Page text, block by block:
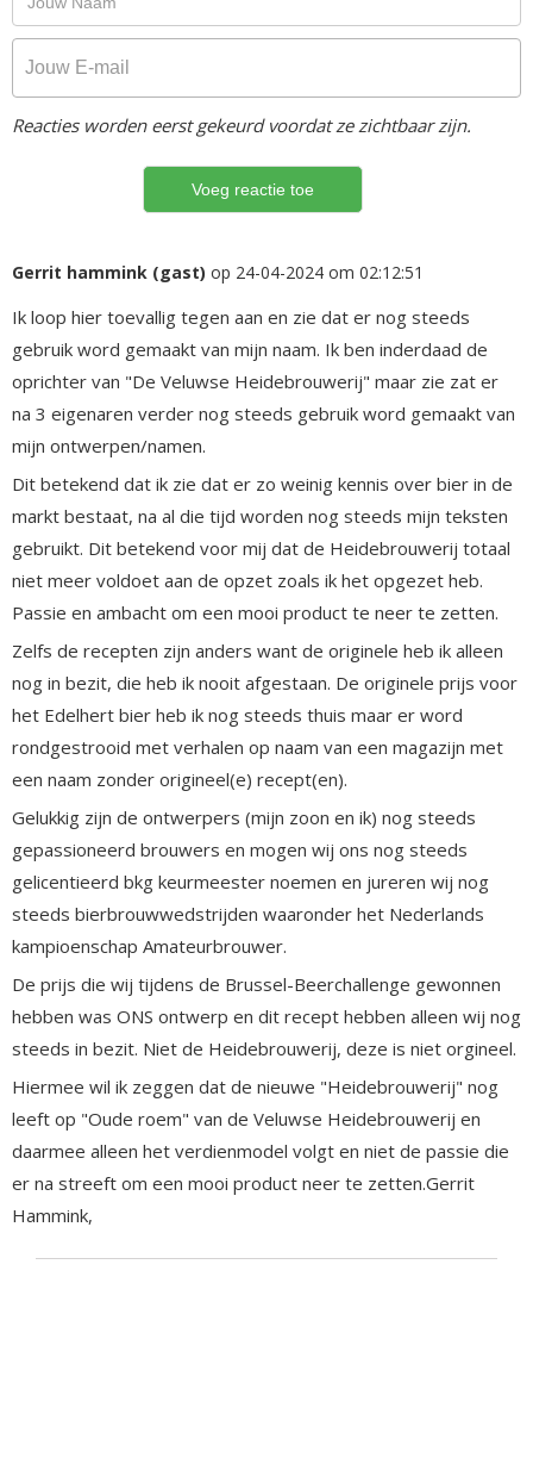
Reacties worden eerst gekeurd voordat ze zichtbaar zijn.
Gerrit hammink (gast) op 24-04-2024 om 02:12:51
Ik loop hier toevallig tegen aan en zie dat er nog steeds
gebruik word gemaakt van mijn naam. Ik ben inderdaad de
oprichter van "De Veluwse Heidebrouwerij" maar zie zat er
na 3 eigenaren verder nog steeds gebruik word gemaakt van
mijn ontwerpen/namen.
Dit betekend dat ik zie dat er zo weinig kennis over bier in de
markt bestaat, na al die tijd worden nog steeds mijn teksten
gebruikt. Dit betekend voor mij dat de Heidebrouwerij totaal
niet meer voldoet aan de opzet zoals ik het opgezet heb.
Passie en ambacht om een mooi product te neer te zetten.
Zelfs de recepten zijn anders want de originele heb ik alleen
nog in bezit, die heb ik nooit afgestaan. De originele prijs voor
het Edelhert bier heb ik nog steeds thuis maar er word
rondgestrooid met verhalen op naam van een magazijn met
een naam zonder origineel(e) recept(en).
Gelukkig zijn de ontwerpers (mijn zoon en ik) nog steeds
gepassioneerd brouwers en mogen wij ons nog steeds
gelicentieerd bkg keurmeester noemen en jureren wij nog
steeds bierbrouwwedstrijden waaronder het Nederlands
kampioenschap Amateurbrouwer.
De prijs die wij tijdens de Brussel-Beerchallenge gewonnen
hebben was ONS ontwerp en dit recept hebben alleen wij nog
steeds in bezit. Niet de Heidebrouwerij, deze is niet orgineel.
Hiermee wil ik zeggen dat de nieuwe "Heidebrouwerij" nog
leeft op "Oude roem" van de Veluwse Heidebrouwerij en
daarmee alleen het verdienmodel volgt en niet de passie die
er na streeft om een mooi product neer te zetten.Gerrit
Hammink,